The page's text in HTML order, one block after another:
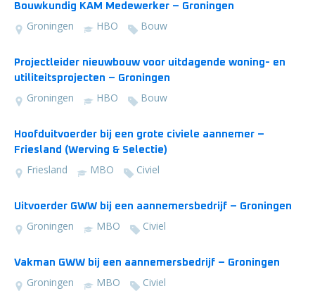
Bouwkundig KAM Medewerker – Groningen
Groningen HBO Bouw
Projectleider nieuwbouw voor uitdagende woning- en
utiliteitsprojecten – Groningen
Groningen HBO Bouw
Hoofduitvoerder bij een grote civiele aannemer –
Friesland (Werving & Selectie)
Friesland MBO Civiel
Uitvoerder GWW bij een aannemersbedrijf – Groningen
Groningen MBO Civiel
Vakman GWW bij een aannemersbedrijf – Groningen
Groningen MBO Civiel